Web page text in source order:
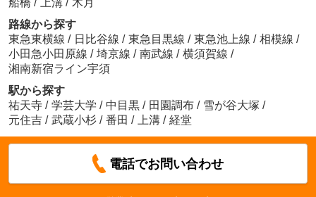
路線から探す
東急東横線 / 日比谷線 / 東急目黒線 / 東急池上線 / 相模線 /
小田急小田原線 / 埼京線 / 南武線 / 横須賀線 /
湘南新宿ライン宇須
駅から探す
祐天寺 / 学芸大学 / 中目黒 / 田園調布 / 雪が谷大塚 /
元住吉 / 武蔵小杉 / 番田 / 上溝 / 経堂
電話でお問い合わせ